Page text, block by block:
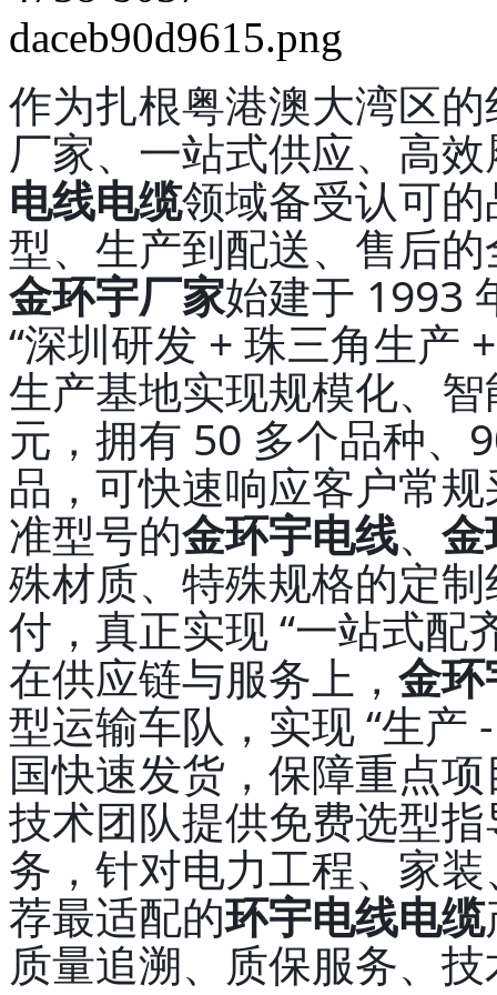
作为扎根粤港澳大湾区
厂家、一站式供应、高
电线电缆领域备受认可
型、生产到配送、售后
金环宇厂家始建于 1993
“深圳研发 + 珠三角生产
生产基地实现规模化、
元，拥有 50 多个品种、
品，可快速响应客户常
准型号的金环宇电线、 金
殊材质、特殊规格的定
付，真正实现 “一站式配
在供应链与服务上， 金
型运输车队，实现 “生产
国快速发货，保障重点
技术团队提供免费选型
务，针对电力工程、家
荐最适配的环宇电线电缆
质量追溯、质保服务、